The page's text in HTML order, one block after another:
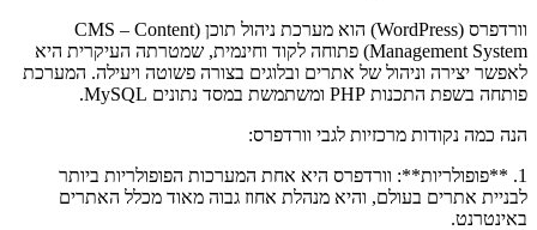
וורדפרס (WordPress) הוא מערכת ניהול תוכן (CMS – Content
Management System) פתוחה לקוד וחינמית, שמטרתה העיקרית היא
לאפשר יצירה וניהול של אתרים ובלוגים בצורה פשוטה ויעילה. המערכת
פותחה בשפת התכנות PHP ומשתמשת במסד נתונים MySQL.
הנה כמה נקודות מרכזיות לגבי וורדפרס:
1. **פופולריות**: וורדפרס היא אחת המערכות הפופולריות ביותר
לבניית אתרים בעולם, והיא מנהלת אחוז גבוה מאוד מכלל האתרים
באינטרנט.